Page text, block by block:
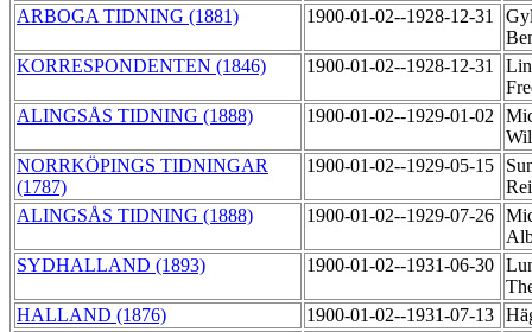
ARBOGA TIDNING (1881)
1900-01-02--1928-12-31
KORRESPONDENTEN (1846)
1900-01-02--1928-12-31
ALINGSÅS TIDNING (1888)
1900-01-02--1929-01-02
NORRKÖPINGS TIDNINGAR
(1787)
1900-01-02--1929-05-15
ALINGSÅS TIDNING (1888)
1900-01-02--1929-07-26
SYDHALLAND (1893)
1900-01-02--1931-06-30
HALLAND (1876)
1900-01-02--1931-07-13